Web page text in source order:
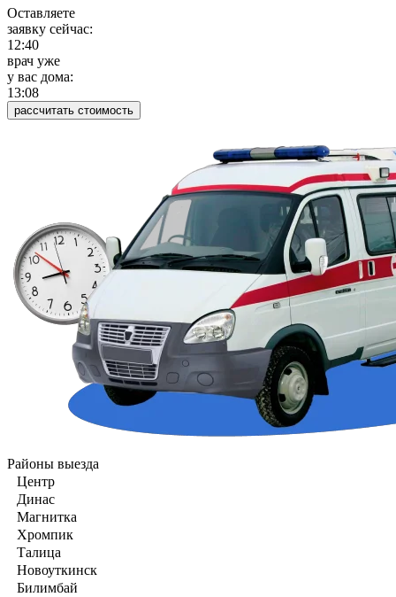
Оставляете
заявку сейчас:
12:40
врач уже
у вас дома:
13:08
рассчитать стоимость
Районы выезда
Центр
Динас
Магнитка
Хромпик
Талица
Новоуткинск
Билимбай